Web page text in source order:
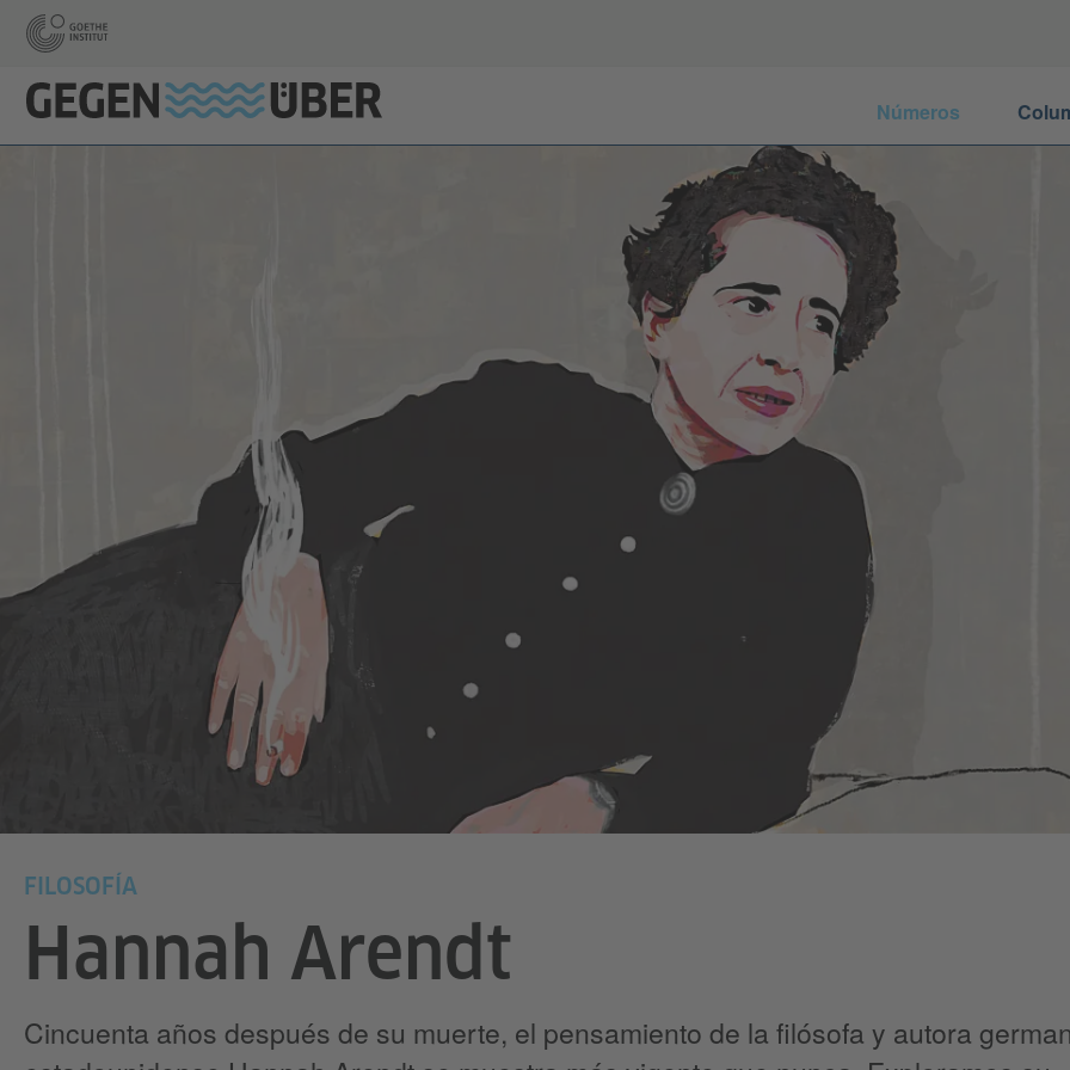
Números
FILOSOFÍA
Hannah Arendt
Cincuenta años después de su muerte, el pensamiento de la filósofa y autora